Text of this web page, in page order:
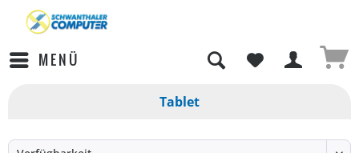
MENÜ
Tablet